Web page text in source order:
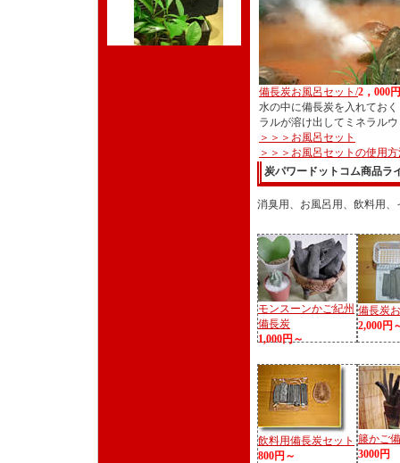
備長炭お風呂セット/2，000
水の中に備長炭を入れてお
ラルが溶け出してミネラル
＞＞＞お風呂セット
＞＞＞お風呂セットの使用
炭パワードットコム商品ラ
消臭用、お風呂用、飲料用
モンスーンかご紀州
備長炭
1,000円～
備長炭
2,000円
飲料用備長炭セット
800円～
籐かご
3000円